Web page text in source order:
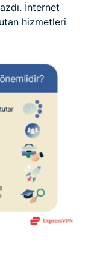
İnternet
hizmetleri